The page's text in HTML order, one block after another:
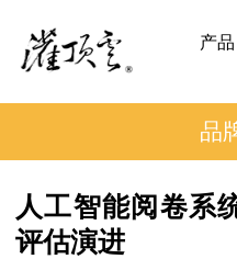
产品
品
人工智能阅卷系
评估演进